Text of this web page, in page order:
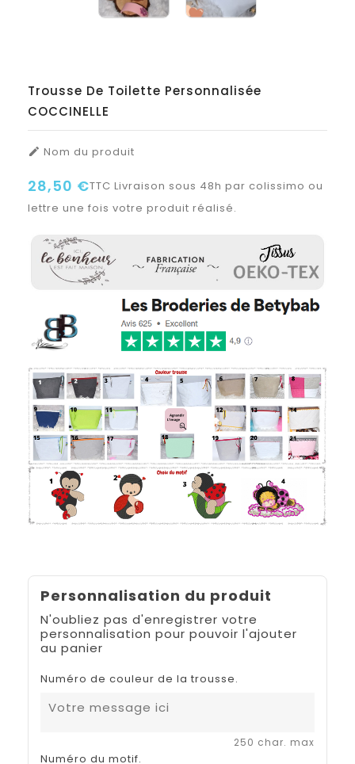
Trousse De Toilette Personnalisée
COCCINELLE
 Nom du produit
28,50 €TTC Livraison sous 48h par colissimo ou
lettre une fois votre produit réalisé.
Personnalisation du produit
N'oubliez pas d'enregistrer votre
personnalisation pour pouvoir l'ajouter
au panier
Numéro de couleur de la trousse.
250 char. max
Numéro du motif.